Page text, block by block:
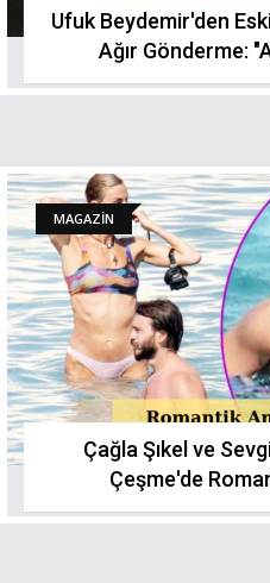
Ufuk Beydemir'den
Ağır Gönderme:
MAGAZİN
Çağla Şıkel ve
Çeşme'de